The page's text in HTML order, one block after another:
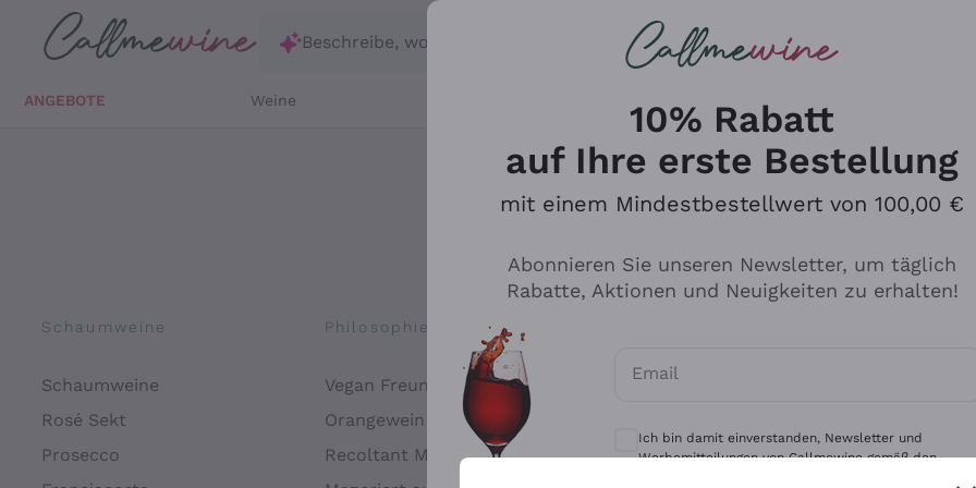
Zum Hauptinhalt springen
Beschreibe, wonach du suchst
ANGEBOTE Weine
Schaumweine
Schaumweine
Rosé Sekt
Prosecco
Philosophien
Vegan Freundlich
Orangewein
Recoltant Manipulant
Antinori
Ca' del Bosco
Gavi
10% Rabatt
auf Ihre erste Bestellung
mit einem Mindestbestellwert von 100,00 €
Abonnieren Sie unseren Newsletter, um täglich
Rabatte, Aktionen und Neuigkeiten zu erhalten!
Email
Optionale Einwilligungen zum Erhalt von
Ich bin damit einverstanden, Newsletter und
Werbemitteilungen von Callmewine gemäß den -